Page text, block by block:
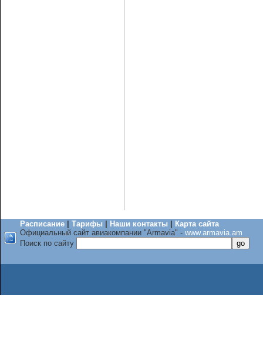
Расписание Тарифы Наши контакты
Карта сайта
Официальный сайт авиакомпании "Armavia" - www.armavia.am
Поиск по сайту